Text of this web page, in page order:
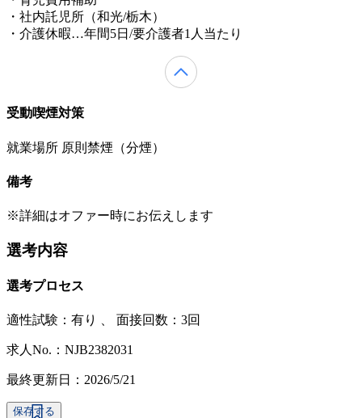
・社内託児所（和光/栃木）
・介護休暇…年間5日/要介護者1人当たり
受動喫煙対策
就業場所 原則禁煙（分煙）
備考
※詳細はオファー時にお伝えします
選考内容
選考プロセス
適性試験： 有り 面接回数：3回
求人No.：NJB2382031
最終更新日：2026/5/21
保存する